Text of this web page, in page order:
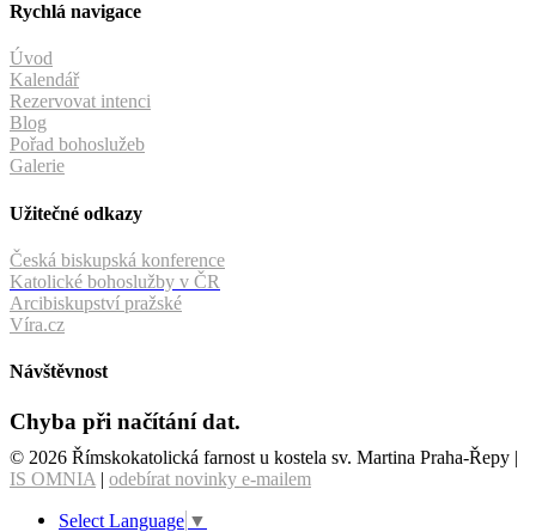
Rychlá navigace
Úvod
Kalendář
Rezervovat intenci
Blog
Pořad bohoslužeb
Galerie
Užitečné odkazy
Česká biskupská konference
Katolické bohoslužby v ČR
Arcibiskupství pražské
Víra.cz
Návštěvnost
Chyba při načítání dat.
© 2026 Římskokatolická farnost u kostela sv. Martina Praha-Řepy |
IS OMNIA | odebírat novinky e-mailem
Select Language ▼